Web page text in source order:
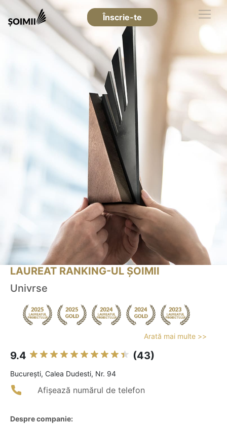
Înscrie-te
LAUREAT RANKING-UL ȘOIMII
Univrse
Arată mai multe >>
9.4 (43)
Bucureşti, Calea Dudesti, Nr. 94
Afișează numărul de telefon
Despre companie: